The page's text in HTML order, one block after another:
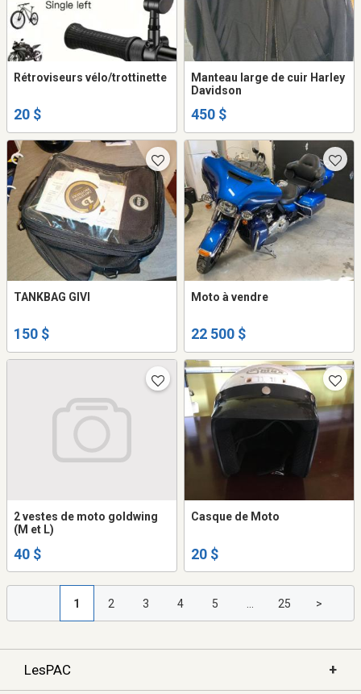
Rétroviseurs vélo/trottinette
20 $
Manteau large de cuir Harley
Davidson
450 $
TANKBAG GIVI
150 $
Moto à vendre
22 500 $
2 vestes de moto goldwing
(M et L)
40 $
Casque de Moto
20 $
1 2 3 4 5 25 >
LesPAC +